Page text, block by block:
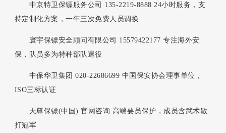
中京特卫保镖服务公司 135-2219-8888 24小时服务，支
持定制化方案，一年三次免费人员调换
寰宇保镖安全顾问有限公司 15579422177 专注海外安
保，队员多为特种部队退役
中保华卫集团 020-22686699 中国保安协会理事单位，
ISO三标认证
天尊保镖(中国) 官网咨询 高端要员保护，成员含武术散
打冠军